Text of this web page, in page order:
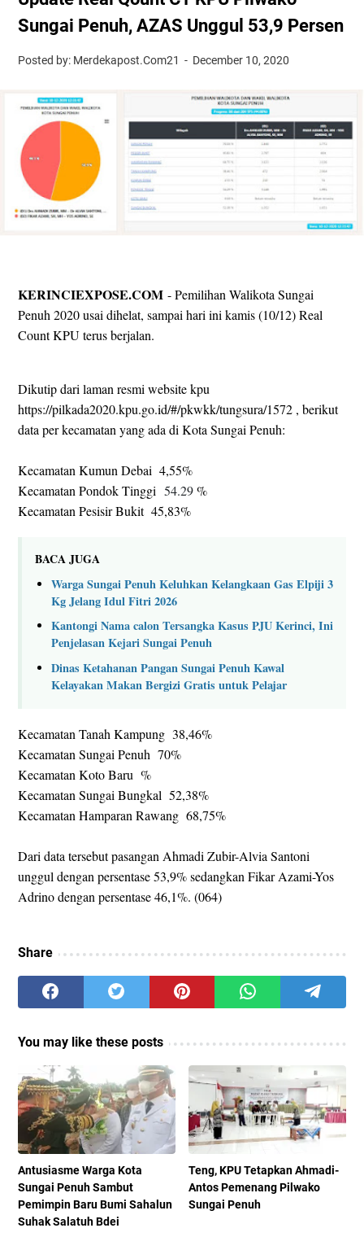
Sungai Penuh, AZAS Unggul 53,9 Persen
Posted by: Merdekapost.Com21 December 10, 2020
KERINCIEXPOSE.COM - Pemilihan Walikota Sungai
Penuh 2020 usai dihelat, sampai hari ini kamis (10/12) Real
Count KPU terus berjalan.
Dikutip dari laman resmi website kpu
https://pilkada2020.kpu.go.id/#/pkwkk/tungsura/1572 , berikut
data per kecamatan yang ada di Kota Sungai Penuh:
Kecamatan Kumun Debai 4,55%
Kecamatan Pondok Tinggi 54.29%
Kecamatan Pesisir Bukit 45,83%
BACA JUGA
Warga Sungai Penuh Keluhkan Kelangkaan Gas Elpiji 3
Kg Jelang Idul Fitri 2026
Kantongi Nama calon Tersangka Kasus PJU Kerinci, Ini
Penjelasan Kejari Sungai Penuh
Dinas Ketahanan Pangan Sungai Penuh Kawal
Kelayakan Makan Bergizi Gratis untuk Pelajar
Kecamatan Tanah Kampung 38,46%
Kecamatan Sungai Penuh 70%
Kecamatan Koto Baru %
Kecamatan Sungai Bungkal 52,38%
Kecamatan Hamparan Rawang 68,75%
Dari data tersebut pasangan Ahmadi Zubir-Alvia Santoni
unggul dengan persentase 53,9% sedangkan Fikar Azami-Yos
Adrino dengan persentase 46,1%. (064)
Share
You may like these posts
Antusiasme Warga Kota
Sungai Penuh Sambut
Pemimpin Baru Bumi Sahalun
Suhak Salatuh Bdei
Teng, KPU Tetapkan Ahmadi-
Antos Pemenang Pilwako
Sungai Penuh